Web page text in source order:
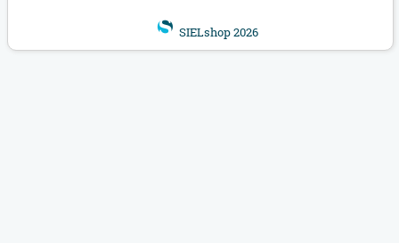
SIELshop 2026